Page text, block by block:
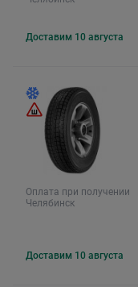
Доставим 10 августа
Оплата при получении
Челябинск
Доставим 10 августа